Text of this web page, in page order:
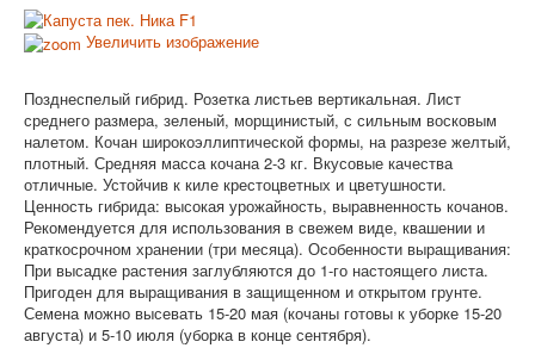
Увеличить изображение
Позднеспелый гибрид. Розетка листьев вертикальная. Лист
среднего размера, зеленый, морщинистый, с сильным восковым
налетом. Кочан широкоэллиптической формы, на разрезе желтый,
плотный. Средняя масса кочана 2-3 кг. Вкусовые качества
отличные. Устойчив к киле крестоцветных и цветушности.
Ценность гибрида: высокая урожайность, выравненность кочанов.
Рекомендуется для использования в свежем виде, квашении и
краткосрочном хранении (три месяца). Особенности выращивания:
При высадке растения заглубляются до 1-го настоящего листа.
Пригоден для выращивания в защищенном и открытом грунте.
Семена можно высевать 15-20 мая (кочаны готовы к уборке 15-20
августа) и 5-10 июля (уборка в конце сентября).